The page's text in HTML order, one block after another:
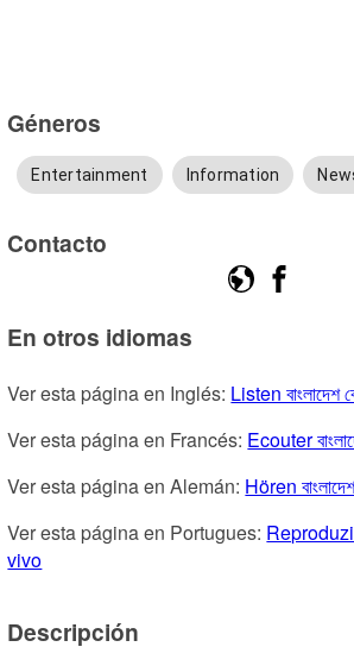
Géneros
Entertainment Information
Contacto
En otros idiomas
Ver esta página en Inglés: Listen বাংলাদেশ
Ver esta página en Francés: Ecouter
Ver esta página en Alemán: Hören
Ver esta página en Portugues: Reproduzir
vivo
Descripción